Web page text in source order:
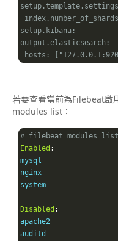
setup.kibana:
output.elasticsearch:
hosts:
若要查看當前為Filebeat啟
modules list：
# filebeat modules list
Enabled :
mysql
nginx
system
Disabled :
apache2
auditd